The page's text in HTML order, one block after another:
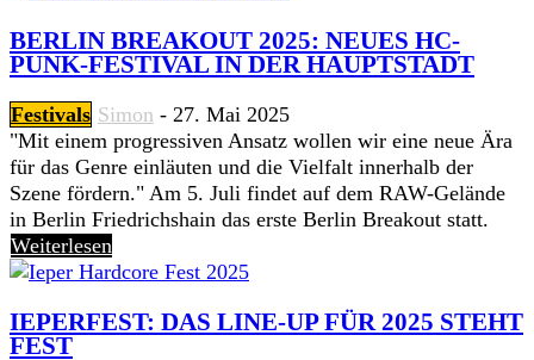
BERLIN BREAKOUT 2025: NEUES HC-
PUNK-FESTIVAL IN DER HAUPTSTADT
Festivals Simon - 27. Mai 2025
"Mit einem progressiven Ansatz wollen wir eine neue Ära
für das Genre einläuten und die Vielfalt innerhalb der
Szene fördern." Am 5. Juli findet auf dem RAW-Gelände
in Berlin Friedrichshain das erste Berlin Breakout statt.
Weiterlesen
IEPERFEST: DAS LINE-UP FÜR 2025 STEHT
FEST